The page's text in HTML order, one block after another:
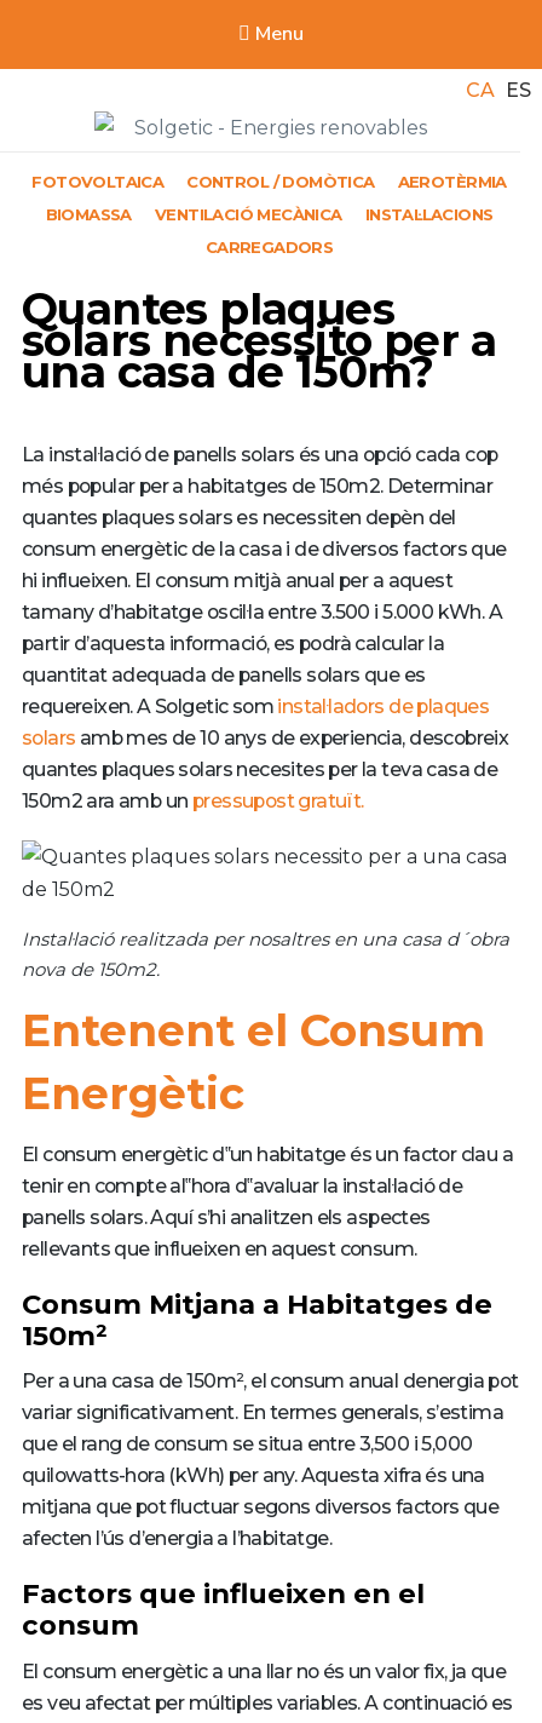
Menu
Serveis de energies renovables per a edificis
CA ES
FOTOVOLTAICA CONTROL / DOMÒTICA
AEROTÈRMIA
BIOMASSA
VENTILACIÓ MECÀNICA
INSTAL·LACIONS
CARREGADORS
Quantes plaques
solars necessito per a
una casa de 150m?
La instal·lació de panells solars és una opció cada cop
més popular per a habitatges de 150m2. Determinar
quantes plaques solars es necessiten depèn del
consum energètic de la casa i de diversos factors que
hi influeixen. El consum mitjà anual per a aquest
tamany d’habitatge oscil·la entre 3.500 i 5.000 kWh. A
partir d’aquesta informació, es podrà calcular la
quantitat adequada de panells solars que es
requereixen. A Solgetic som instal·ladors de plaques
solars amb mes de 10 anys de experiencia, descobreix
quantes plaques solars necesites per la teva casa de
150m2 ara amb un pressupost gratuït.
Instal·lació realitzada per nosaltres en una casa d´obra
nova de 150m2.
Entenent el Consum
Energètic
El consum energètic d‟un habitatge és un factor clau a
tenir en compte al‟hora d‟avaluar la instal·lació de
panells solars. Aquí s’hi analitzen els aspectes
rellevants que influeixen en aquest consum.
Consum Mitjana a Habitatges de
150m²
Per a una casa de 150m², el consum anual denergia pot
variar significativament. En termes generals, s’estima
que el rang de consum se situa entre 3,500 i 5,000
quilowatts-hora (kWh) per any. Aquesta xifra és una
mitjana que pot fluctuar segons diversos factors que
afecten l’ús d’energia a l’habitatge.
Factors que influeixen en el
consum
El consum energètic a una llar no és un valor fix, ja que
es veu afectat per múltiples variables. A continuació es